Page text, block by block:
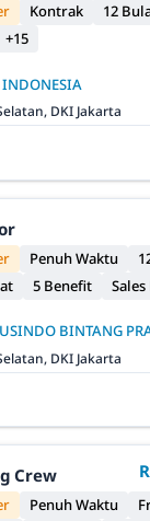
Kontrak 12
+15
INDONESIA
DKI Jakarta
Penuh Waktu
5 Benefit
BINTANG
DKI Jakarta
Crew
Penuh Waktu